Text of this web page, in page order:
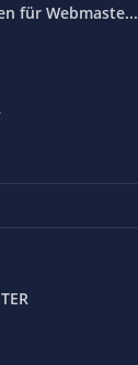
für Webmaste...